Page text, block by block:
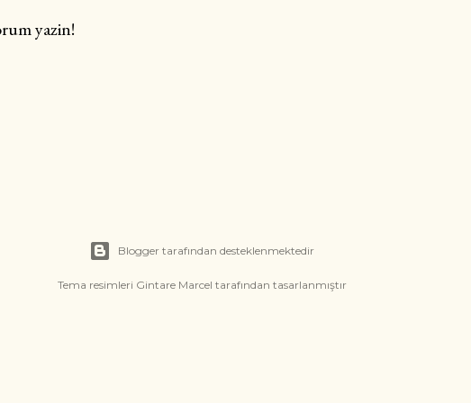
yazin!
Blogger tarafından desteklenmektedir
Tema resimleri Gintare Marcel tarafından tasarlanmıştır